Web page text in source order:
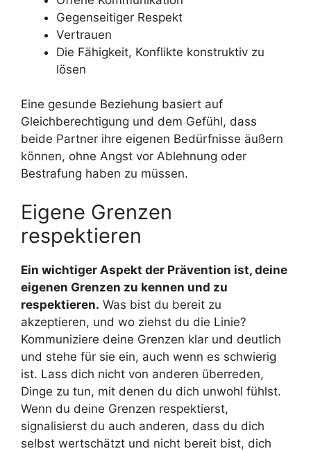
Gegenseitiger Respekt
Vertrauen
Die Fähigkeit, Konflikte konstruktiv zu
lösen
Eine gesunde Beziehung basiert auf
Gleichberechtigung und dem Gefühl, dass
beide Partner ihre eigenen Bedürfnisse äußern
können, ohne Angst vor Ablehnung oder
Bestrafung haben zu müssen.
Eigene Grenzen
respektieren
Ein wichtiger Aspekt der Prävention ist, deine
eigenen Grenzen zu kennen und zu
respektieren. Was bist du bereit zu
akzeptieren, und wo ziehst du die Linie?
Kommuniziere deine Grenzen klar und deutlich
und stehe für sie ein, auch wenn es schwierig
ist. Lass dich nicht von anderen überreden,
Dinge zu tun, mit denen du dich unwohl fühlst.
Wenn du deine Grenzen respektierst,
signalisierst du auch anderen, dass du dich
selbst wertschätzt und nicht bereit bist, dich